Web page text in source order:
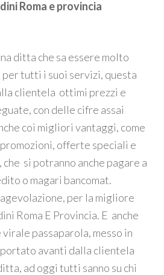
Roma e provincia
ditta che sa essere molto
tutti i suoi servizi, questa
clientela ottimi prezzi e
con delle cifre assai
coi migliori vantaggi, come
offerte speciali e
si potranno anche pagare a
o magari bancomat.
per la migliore
Roma E Provincia. E anche
passaparola, messo in
avanti dalla clientela
ad oggi tutti sanno su chi